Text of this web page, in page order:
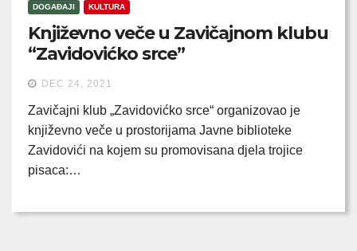
DOGAĐAJI KULTURA
Književno veče u Zavičajnom klubu
“Zavidovićko srce”
DEC 24, 2021
Zavičajni klub „Zavidovićko srce“ organizovao je
književno veče u prostorijama Javne biblioteke
Zavidovići na kojem su promovisana djela trojice
pisaca:…